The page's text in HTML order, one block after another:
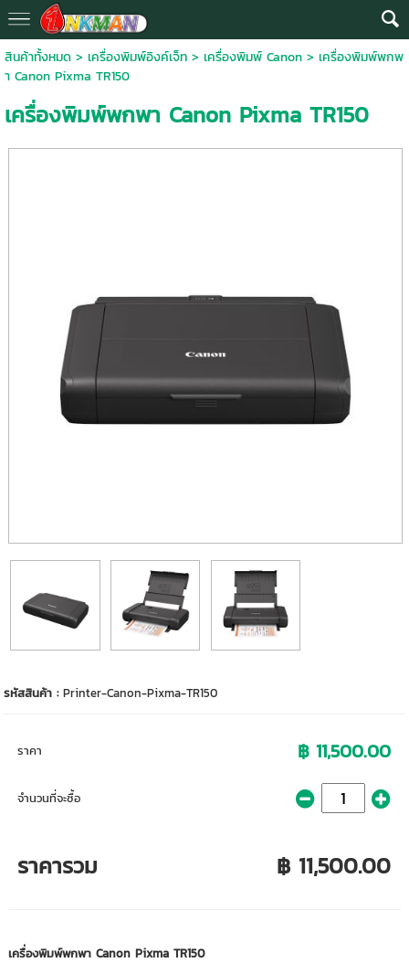
สินค้าทั้งหมด> เครื่องพิมพ์อิงค์เจ็ท> เครื่องพิมพ์ Canon> เครื่องพิมพ์พกพ
า Canon Pixma TR150
เครื่องพิมพ์พกพา Canon Pixma TR150
รหัสสินค้า :Printer-Canon-Pixma-TR150
ราคา ฿ 11,500.00
จำนวนที่จะซื้อ
ราคารวม ฿ 11,500.00
เครื่องพิมพ์พกพา Canon Pixma TR150